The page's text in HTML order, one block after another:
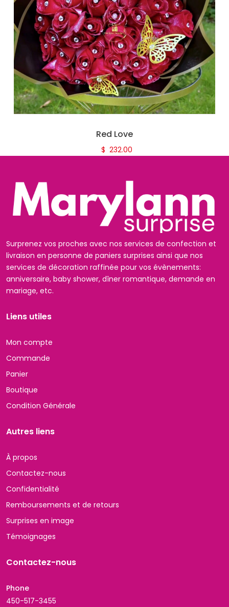
Red Love
$ 232.00
Surprenez vos proches avec nos services de confection et
livraison en personne de paniers surprises ainsi que nos
services de décoration raffinée pour vos évènements:
anniversaire, baby shower, dîner romantique, demande en
mariage, etc.
Liens utiles
Mon compte
Commande
Panier
Boutique
Condition Générale
Autres liens
À propos
Contactez-nous
Confidentialité
Remboursements et de retours
Surprises en image
Témoignages
Contactez-nous
Phone
450-517-3455